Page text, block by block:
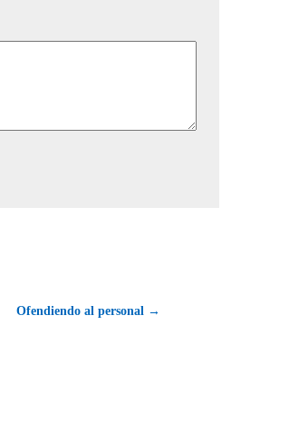
Ofendiendo al personal →